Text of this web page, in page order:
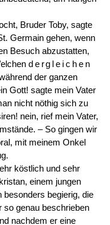
Bruder Toby, sagte
Germain gehen, wenn
Besuch abzustatten,
dergleichen
der ganzen
Gott! sagte mein Vater
nicht nöthig sich zu
nein, rief mein Vater,
– So gingen wir
mit meinem Onkel
köstlich und sehr
einem jungen
besonders begierig, die
so genau beschrieben
nachdem er eine